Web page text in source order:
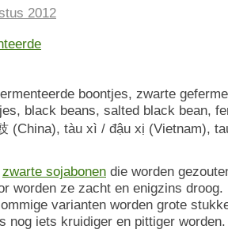
2012
boontjes, zwarte
black beans, salted black bean,
(China), tàu xì / đậu xị (Vietnam),
zwarte sojabonen die worden
worden ze zacht en enigzins
varianten worden grote
nog iets kruidiger en pittiger worden.